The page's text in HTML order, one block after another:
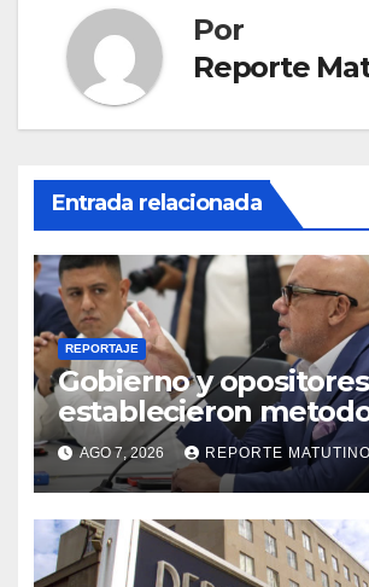
Por
Reporte
Entrada relacionada
REPORTAJE
Gobierno y opositores
establecieron
para el proceso de
Venezuela
AGO 7, 2026 REPORTE MATUTINO